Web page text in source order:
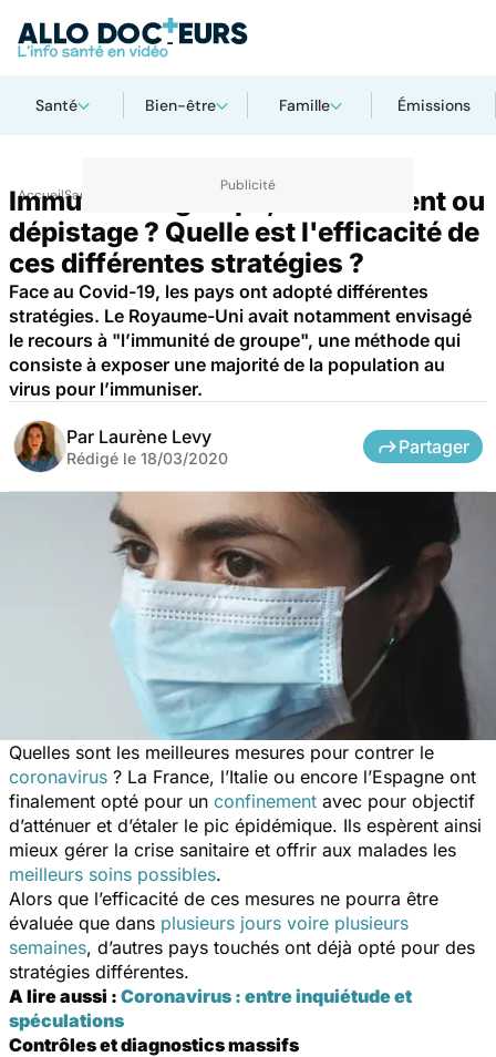
Santé Bien-être Famille Émissions
AccueilSanté
Immunité de groupe, confinement ou
dépistage ? Quelle est l'efficacité de
ces différentes stratégies ?
Face au Covid-19, les pays ont adopté différentes
stratégies. Le Royaume-Uni avait notamment envisagé
le recours à "l’immunité de groupe", une méthode qui
consiste à exposer une majorité de la population au
virus pour l’immuniser.
Par Laurène Levy
Rédigé le 18/03/2020
Partager
Quelles sont les meilleures mesures pour contrer le
coronavirus ? La France, l’Italie ou encore l’Espagne ont
finalement opté pour un confinement avec pour objectif
d’atténuer et d’étaler le pic épidémique. Ils espèrent ainsi
mieux gérer la crise sanitaire et offrir aux malades les
meilleurs soins possibles.
Alors que l’efficacité de ces mesures ne pourra être
évaluée que dans plusieurs jours voire plusieurs
semaines, d’autres pays touchés ont déjà opté pour des
stratégies différentes.
A lire aussi : Coronavirus : entre inquiétude et
spéculations
Contrôles et diagnostics massifs